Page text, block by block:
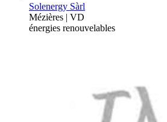
Solenergy Sàrl
Mézières | VD
énergies renouvelables